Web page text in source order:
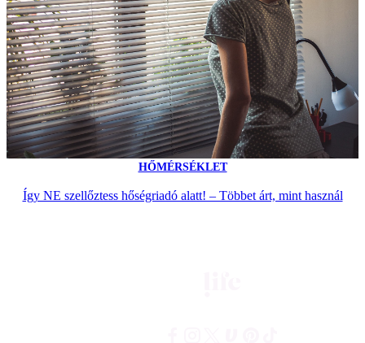
HŐMÉRSÉKLET
Így NE szellőztess hőségriadó alatt! – Többet árt, mint használ